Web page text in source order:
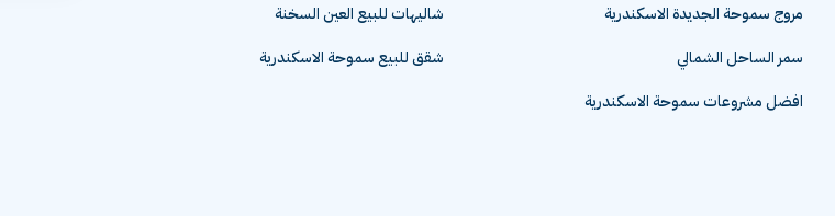
مروج سموحة الجديدة الاسكندرية
سمر الساحل الشمالي
افضل مشروعات سموحة الاسكندرية
شاليهات للبيع العين السخنة
شقق للبيع سموحة الاسكندرية